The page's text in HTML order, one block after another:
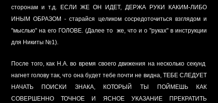
сторонам и т.д. ЕСЛИ ЖЕ ОН ИДЕТ, ДЕРЖА РУКИ КАКИМ-ЛИБО
ИНЫМ ОБРАЗОМ - старайся целиком сосредоточиться взглядом и
"мыслью" на его ГОЛОВЕ. (Далее то же, что и о "руках" в инструкции
для Никиты №1).
После того, как Н.А. во время своего движения на несколько секунд
нагнет голову так, что она будет тебе почти не видна, ТЕБЕ СЛЕДУЕТ
НАЧАТЬ ПОИСКИ ЗНАКА, КОТОРЫЙ ТЫ ПОЙМЕШЬ КАК
СОВЕРШЕННО ТОЧНОЕ И ЯСНОЕ УКАЗАНИЕ ПРЕКРАТИТЬ